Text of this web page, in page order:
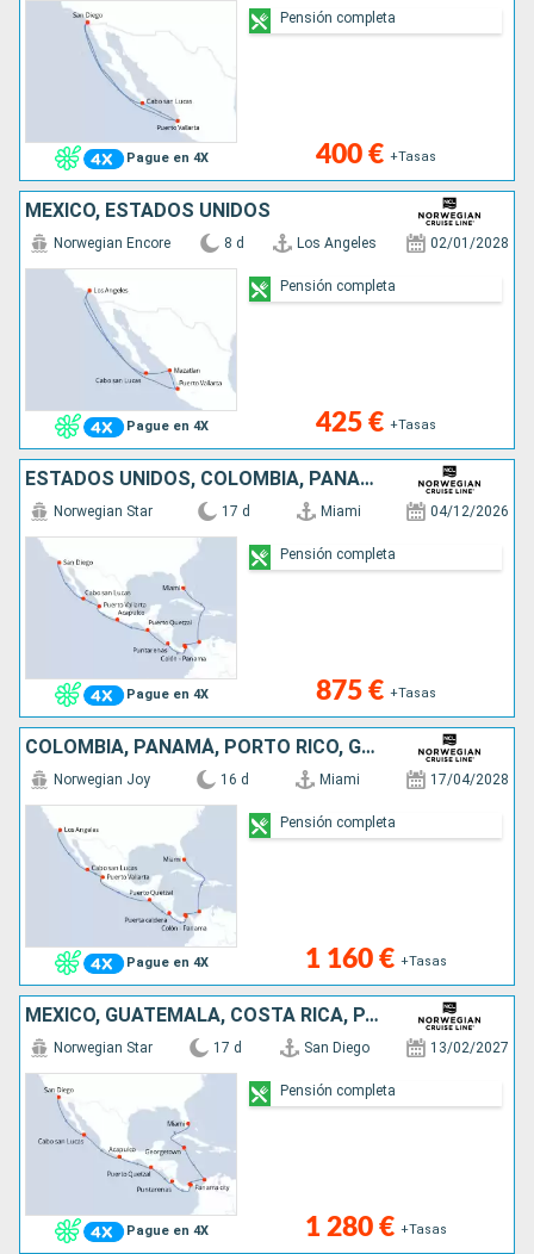
Pague en 4X 400 € +Tasas
Pensión completa
MÉXICO, ESTADOS UNIDOS
Pague en 4X
Norwegian Encore 8 d Los Angeles 02/01/2028
425 € +Tasas
Pensión completa
ESTADOS UNIDOS, COLOMBIA, PANAMÁ, COSTA RICA, GUATEMALA, MÉXICO
Pague en 4X
Norwegian Star 17 d Miami 04/12/2026
875 € +Tasas
Pensión completa
COLOMBIA, PANAMÁ, PORTO RICO, GUATEMALA, MÉXICO, ESTADOS UNIDOS
Pague en 4X
Norwegian Joy 16 d Miami 17/04/2028
1 160 € +Tasas
Pensión completa
MÉXICO, GUATEMALA, COSTA RICA, PANAMÁ, COLOMBIA, ISLAS CAIMÁN, ESTADOS UNIDOS
Pague en 4X
Norwegian Star 17 d San Diego 13/02/2027
1 280 € +Tasas
Pensión completa